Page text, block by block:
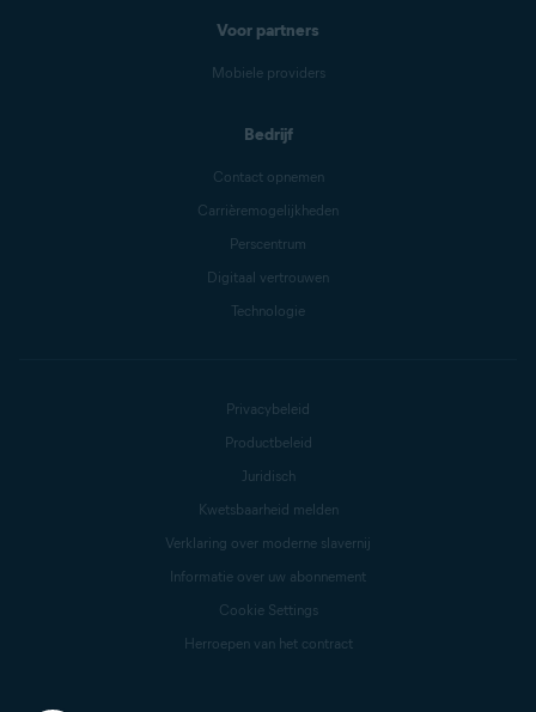
Voor partners
Mobiele providers
Bedrijf
Contact opnemen
Carrièremogelijkheden
Perscentrum
Digitaal vertrouwen
Technologie
Privacybeleid
Productbeleid
Juridisch
Kwetsbaarheid melden
Verklaring over moderne slavernij
Informatie over uw abonnement
Cookie Settings
Herroepen van het contract